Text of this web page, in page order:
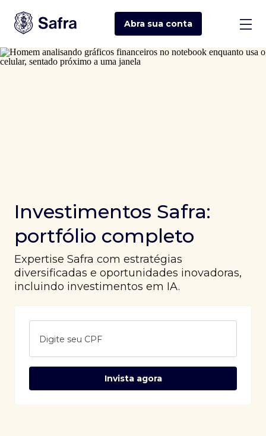
Abra sua conta
Investimentos Safra:
portfólio completo
Expertise Safra com estratégias
diversificadas e oportunidades inovadoras,
incluindo investimentos em IA.
Digite seu CPF
Invista agora